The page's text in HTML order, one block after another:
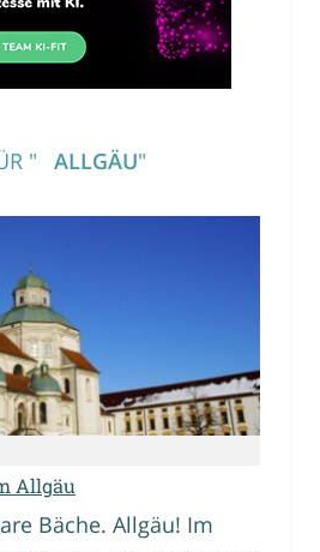
" ALLGÄU"
Allgäu
Bäche. Allgäu! Im